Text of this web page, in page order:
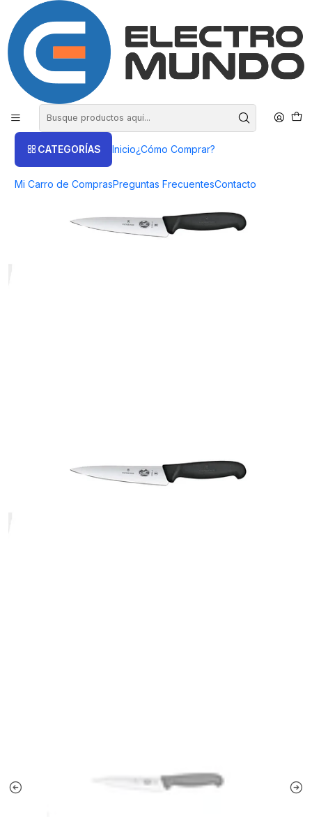
CATEGORÍAS Inicio¿Cómo Comprar?
Mi Carro de ComprasPreguntas FrecuentesContacto
COMPRA HASTA EN 3 CUOTAS SIN INTERES
Inicio Victorinox Cuchillos
Cuchillo Victorinox Trinchar Hoja 15 Cm.- Electromundo